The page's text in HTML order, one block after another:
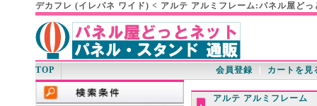
デカフレ (イレパネ ワイド) < アルテ アルミフレーム:パネル屋どっ
TOP 会員登録 カートを見
アルテ アルミフレーム